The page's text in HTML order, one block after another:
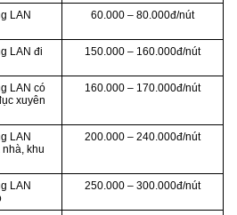
LAN
60.000 – 80.000đ/nút
LAN đi
150.000 – 160.000đ/nút
LAN có
xuyên
160.000 – 170.000đ/nút
LAN
khu
200.000 – 240.000đ/nút
LAN
250.000 – 300.000đ/nút